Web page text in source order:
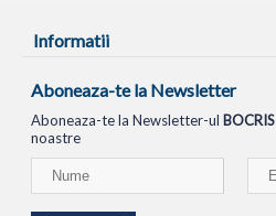
Informatii
Aboneaza-te la Newsletter
Aboneaza-te la Newsletter-ul BOCRIS
noastre